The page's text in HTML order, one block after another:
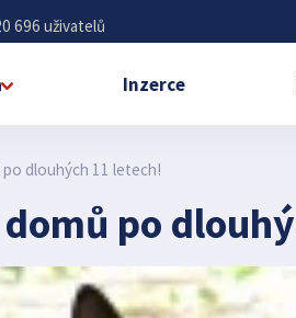
696 uživatelů
Inzerce
po dlouhých 11 letech!
po